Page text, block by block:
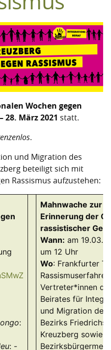
Wochen gegen
28. März 2021 statt.
.
und Migration des
beteiligt sich mit
Rassismus aufzustehen:
:
: -
Mahnwache zur
Erinnerung der
rassistischer
Wann: am
um 12 Uhr
Wo: Frankfurter
Vertreter*innen
Beirates für
und Migration des
Bezirks
Kreuzberg sowie